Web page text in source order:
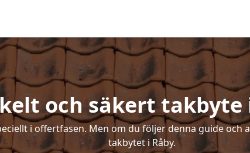
och säkert takbyte
i offertfasen. Men om du följer denna guide
takbytet i Råby.